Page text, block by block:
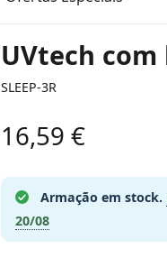
UVtech
SLEEP-3R
16,59 €
Armação em stock.
20/08